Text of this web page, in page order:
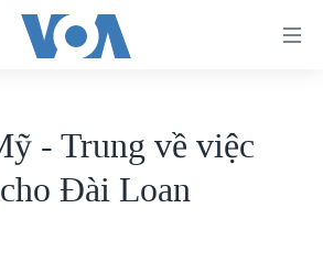
- Trung về việc
Đài Loan